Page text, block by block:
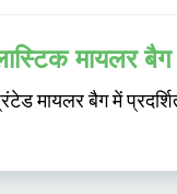
मायलर बैग
मायलर बैग में